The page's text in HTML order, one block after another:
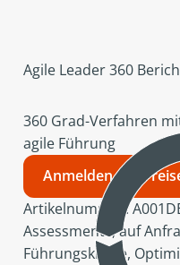
Agile Leader 360
360 Grad-Verfahren
agile Führung
Anmelden um
Artikelnummer:
Assessments,auf
Führungskräfte,